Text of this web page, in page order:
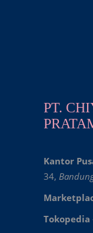
PT.
Kantor
34,
Tokopedia